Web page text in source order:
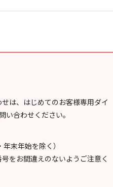
は、はじめてのお客様専用ダイ
い合わせください。
末年始を除く）
をお間違えのないようご注意く